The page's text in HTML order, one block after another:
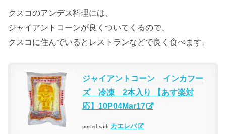
クスコのアンデス料理には、
ジャイアントコーンが良くついてくるので、
クスコに住んでいるとレストランなどで良く食べます。
ジャイアントコーン インカフー
ズ 冷凍 2本入り 【あす楽対
応】10P04Mar17
posted with カエレバ